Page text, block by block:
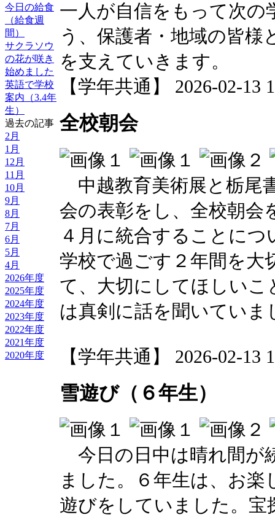
今日の給食
（給食週
間）
サクラソウ
の花が咲き
始めました
英語で学校
案内（3.4年
生）
過去の記事
2月
1月
12月
11月
10月
9月
8月
7月
6月
5月
4月
2026年度
2025年度
2024年度
2023年度
2022年度
2021年度
2020年度
一人が自信をもって次の
う、保護者・地域の皆
を支えていきます。
【学年共通】 2026-02-13
全校朝会
中越教育美術展と栃尾
会の表彰をし、全校朝会
４月に統合することに
学校で過ごす２年間を大
て、大切にしてほしい
は真剣に話を聞いていま
【学年共通】 2026-02-13
雪遊び（６年生）
今日の日中は晴れ間が
ました。６年生は、お
遊びをしていました。